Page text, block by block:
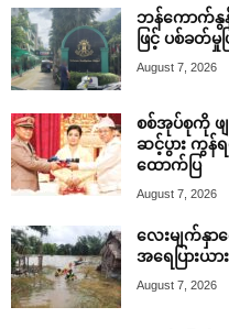
ဘန်ကောက်နွ
ဖြင့် ပစ်ခတ်မှု
August 7, 2026
စစ်အုပ်စုကို ဖ
ဆင့်ပွား ကွန်
ထောက်ပြ
August 7, 2026
လေးမျက်နှ
အရေပြားယား
August 7, 2026